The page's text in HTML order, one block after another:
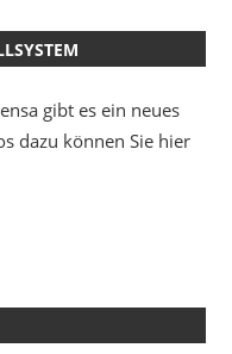
gibt es ein neues
dazu können Sie hier